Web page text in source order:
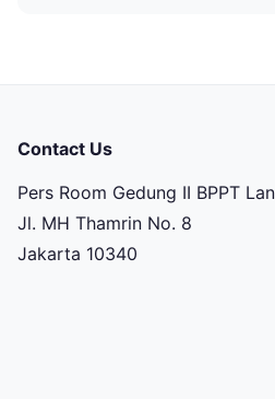
Contact Us
Pers Room Gedung II BPPT
Jl. MH Thamrin No. 8
Jakarta 10340